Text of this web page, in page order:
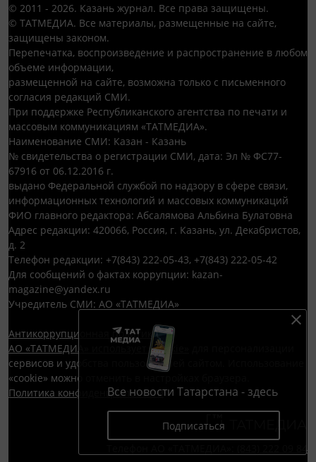
Все новости Татарстана - здесь
Подписаться
© 2011 - 2026. Казань журнал. Все права защищены.
© ТАТМЕДИА. Все материалы, размещенные на сайте,
защищены законом.
Перепечатка, воспроизведение и распространение в любом
объеме информации,
размещенной на сайте, возможна только с письменного
согласия редакций СМИ.
При поддержке Республиканского агентства по печати и
массовым коммуникациям «ТАТМЕДИА».
Наименование СМИ: Казан - Казань
№ свидетельства о регистрации СМИ, дата: Эл № ФС77-
67916 от 06.12.2016 г.
выдано Федеральной службой по надзору в сфере связи,
информационных технологий и массовых коммуникаций
ФИО главного редактора: Абсалямова Альбина Булатовна
Адрес редакции: 420066, Россия, г. Казань, ул. Декабристов,
д. 2
Телефон редакции: +7(843) 222-05-43, +7(843) 222-05-42
Для сообщений о фактах коррупции: kazan-
magazine@yandex.ru
Учредитель СМИ: АО «ТАТМЕДИА»
Антикоррупционная политика
АО «ТАТМЕДИА» использует «cookie»
сервисов и удобства пользователей сайтом. Использование
«cookie» можно отменить в настройках браузера.
Политика конфиденциальности
(843) 222 09 84